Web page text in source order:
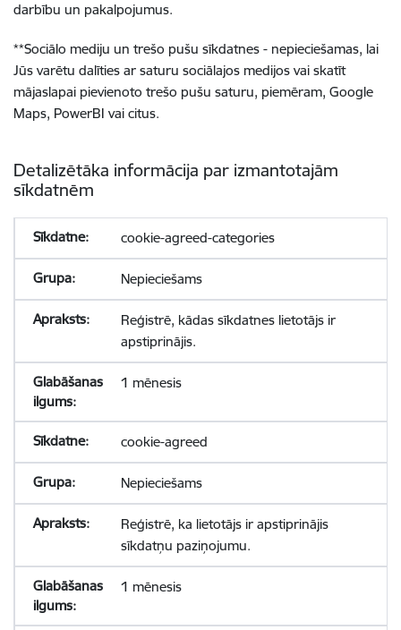
darbību un pakalpojumus.
**Sociālo mediju un trešo pušu sīkdatnes - nepieciešamas, lai
Jūs varētu dalīties ar saturu sociālajos medijos vai skatīt
mājaslapai pievienoto trešo pušu saturu, piemēram, Google
Maps, PowerBI vai citus.
Detalizētāka informācija par izmantotajām
sīkdatnēm
cookie-agreed-categories
Nepieciešams
Reģistrē, kādas sīkdatnes lietotājs ir
apstiprinājis.
1 mēnesis
cookie-agreed
Nepieciešams
Reģistrē, ka lietotājs ir apstiprinājis
sīkdatņu paziņojumu.
1 mēnesis